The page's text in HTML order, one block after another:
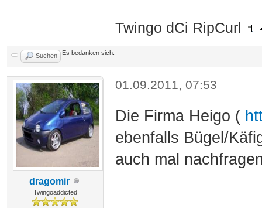
Twingo dCi RipCurl
Suchen Es bedanken sich:
dragomir
Twingoaddicted
01.09.2011, 07:53
Die Firma Heigo (
ebenfalls Bügel/
auch mal